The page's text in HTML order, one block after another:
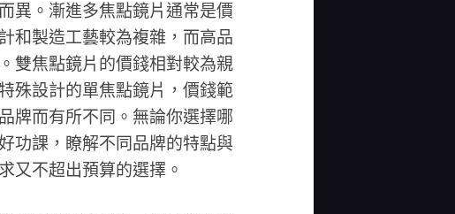
異。漸進多焦點鏡片通常是價
和製造工藝較為複雜，而高品
雙焦點鏡片的價錢相對較為親
殊設計的單焦點鏡片，價錢範
牌而有所不同。無論你選擇哪
功課，瞭解不同品牌的特點與
又不超出預算的選擇。